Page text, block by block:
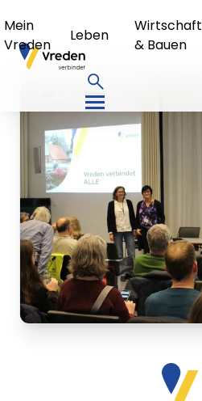
Mein
Vreden
Leben
Wirtschaft
& Bauen